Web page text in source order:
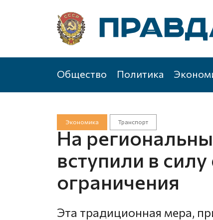
Общество Политика
Экономика Транспорт
На
вступили в
ограничения
Эта традиционная мера,